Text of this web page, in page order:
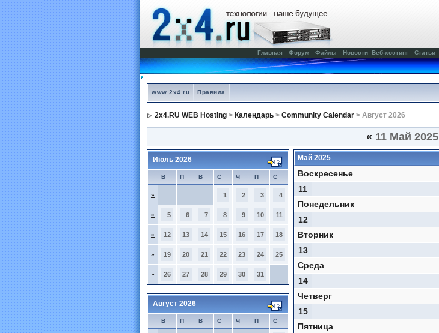
Главная Форум Файлы Новости Веб-хостинг Статьи
www.2x4.ru Правила
2x4.RU WEB Hosting > Календарь > Community Calendar > Август 2026
« 11 Май 2025
Июль 2026
В П В С Ч П С
» 1 2 3 4
» 5 6 7 8 9 10 11
» 12 13 14 15 16 17 18
» 19 20 21 22 23 24 25
» 26 27 28 29 30 31
Август 2026
В П В С Ч П С
Май 2025
Воскресенье
11
Понедельник
12
Вторник
13
Среда
14
Четверг
15
Пятница